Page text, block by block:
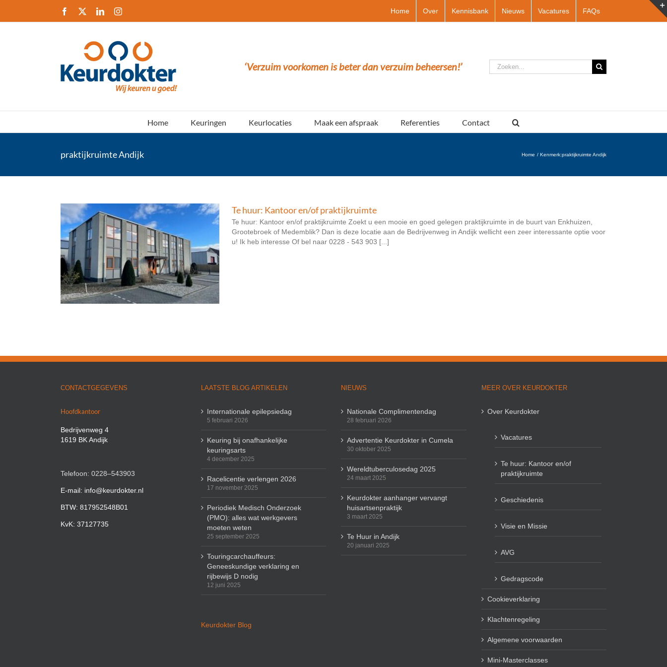
inhoud
Facebook LinkedInInstagram Home Over Kennisbank Nieuws Vacatures FAQs
‘Verzuim voorkomen is beter dan verzuim beheersen!’
Zoeken
naar:
Home Keuringen Keurlocaties Maak een afspraak Referenties Contact
praktijkruimte Andijk Home Kenmerk:praktijkruimte Andijk
Te huur: Kantoor en/of praktijkruimte
Te huur: Kantoor en/of praktijkruimte Zoekt u een mooie en goed gelegen praktijkruimte in de buurt van Enkhuizen,
Grootebroek of Medemblik? Dan is deze locatie aan de Bedrijvenweg in Andijk wellicht een zeer interessante optie voor
u! Ik heb interesse Of bel naar 0228 - 543 903 [...]
CONTACTGEGEVENS
Hoofdkantoor
Bedrijvenweg 4
1619 BK Andijk
Telefoon: 0228–543903
E-mail: info@keurdokter.nl
BTW: 817952548B01
KvK: 37127735
LAATSTE BLOG ARTIKELEN
Internationale epilepsiedag
5 februari 2026
Keuring bij onafhankelijke
keuringsarts
4 december 2025
Racelicentie verlengen 2026
17 november 2025
Periodiek Medisch Onderzoek
(PMO): alles wat werkgevers
moeten weten
25 september 2025
Touringcarchauffeurs:
Geneeskundige verklaring en
rijbewijs D nodig
12 juni 2025
Keurdokter Blog
NIEUWS
Nationale Complimentendag
28 februari 2026
Advertentie Keurdokter in Cumela
30 oktober 2025
Wereldtuberculosedag 2025
24 maart 2025
Keurdokter aanhanger vervangt
huisartsenpraktijk
3 maart 2025
Te Huur in Andijk
20 januari 2025
MEER OVER KEURDOKTER
Over Keurdokter
Vacatures
Te huur: Kantoor en/of
praktijkruimte
Geschiedenis
Visie en Missie
AVG
Gedragscode
Cookieverklaring
Klachtenregeling
Algemene voorwaarden
Mini-Masterclasses